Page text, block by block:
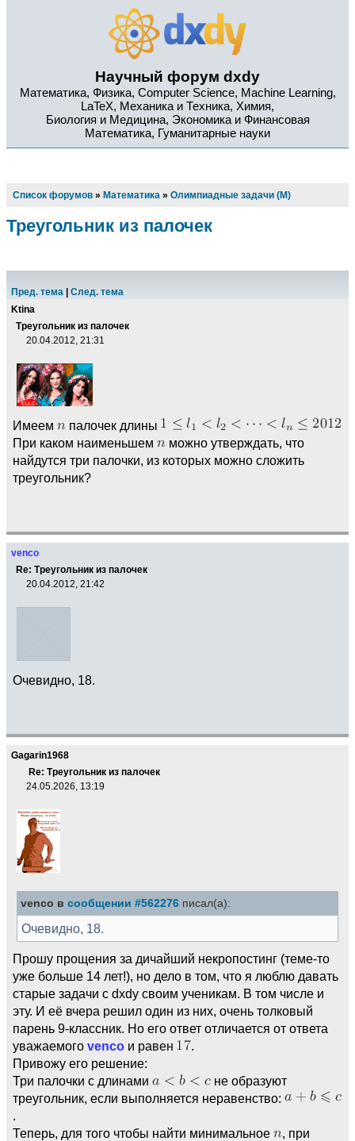
Научный форум dxdy
Математика, Физика, Computer Science, Machine Learning,
LaTeX, Механика и Техника, Химия,
Биология и Медицина, Экономика и Финансовая
Математика, Гуманитарные науки
Список форумов » Математика » Олимпиадные задачи (М)
Треугольник из палочек
Пред. тема
След. тема
Ktina
Треугольник из палочек
20.04.2012, 21:31
Имеем
палочек длины
При каком наименьшем
можно утверждать, что
найдутся три палочки, из которых можно сложить
треугольник?
venco
Re: Треугольник из палочек
20.04.2012, 21:42
Очевидно, 18.
Gagarin1968
Re: Треугольник из палочек
24.05.2026, 13:19
venco в сообщении #562276 писал(а):
Очевидно, 18.
Прошу прощения за дичайший некропостинг (теме-то
уже больше 14 лет!), но дело в том, что я люблю давать
старые задачи с dxdy своим ученикам. В том числе и
эту. И её вчера решил один из них, очень толковый
парень 9-классник. Но его ответ отличается от ответа
уважаемого venco и равен
.
Привожу его решение:
Три палочки с длинами
не образуют
треугольник, если выполняется неравенство:
.
Теперь, для того чтобы найти минимальное
, при